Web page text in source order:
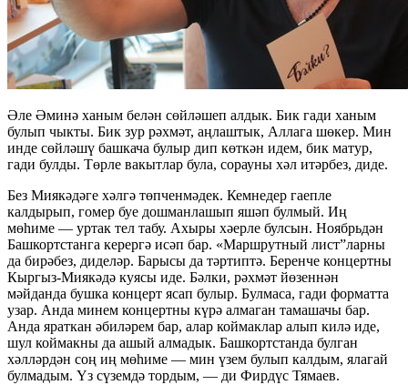
Әле Әминә ханым белән сөйләшеп алдык. Бик гади ханым
булып чыкты. Бик зур рәхмәт, аңлаштык, Аллага шөкер. Мин
инде сөйләшү башкача булыр дип көткән идем, бик матур,
гади булды. Төрле вакытлар була, сорауны хәл итәрбез, диде.
Без Миякәдәге хәлгә төпченмәдек. Кемнедер гаепле
калдырып, гомер буе дошманлашып яшәп булмый. Иң
мөһиме — уртак тел табу. Ахыры хәерле булсын. Ноябрьдән
Башкортстанга керергә исәп бар. «Маршрутный лист”ларны
да бирәбез, диделәр. Барысы да тәртиптә. Беренче концертны
Кыргыз-Миякәдә куясы иде. Бәлки, рәхмәт йөзеннән
мәйданда бушка концерт ясап булыр. Булмаса, гади форматта
узар. Анда минем концертны күрә алмаган тамашачы бар.
Анда яраткан әбиләрем бар, алар коймаклар алып килә иде,
шул коймакны да ашый алмадык. Башкортстанда булган
хәлләрдән соң иң мөһиме — мин үзем булып калдым, ялагай
булмадым. Үз сүземдә тордым, — ди Фирдүс Тямаев.